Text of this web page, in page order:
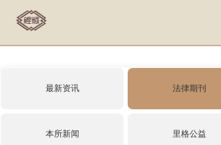
最新资讯 法律期刊
本所新闻 里格公益